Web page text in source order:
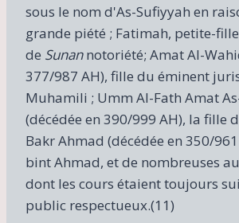
sous le nom d'As-Sufiyyah en
grande piété ; Fatimah, petite-
de Sunannotoriété; Amat Al-
377/987 AH), fille du éminent
Muhamili ; Umm Al-Fath Amat
(décédée en 390/999 AH), la fille
Bakr Ahmad (décédée en 350/
bint Ahmad, et de nombreuses
dont les cours étaient toujours
public respectueux.(11)